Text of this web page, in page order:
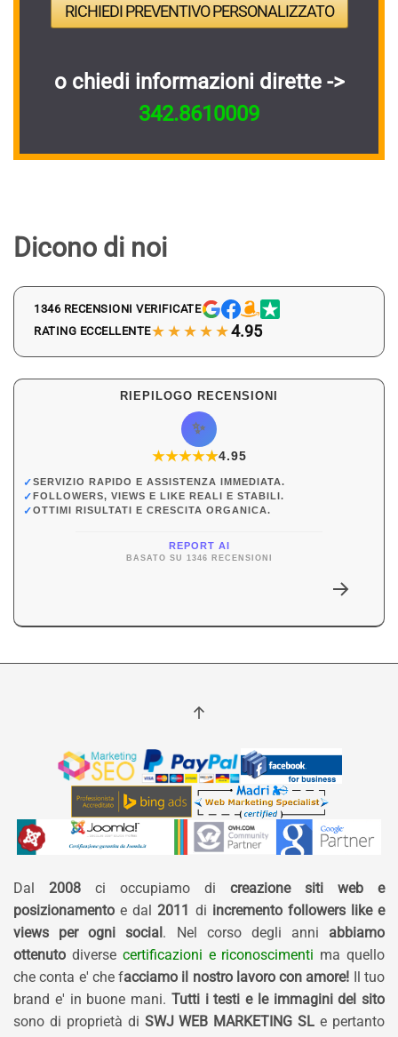
RICHIEDI PREVENTIVO PERSONALIZZATO
o chiedi informazioni dirette ->
342.8610009
Dicono di noi
1346 RECENSIONI VERIFICATE
RATING ECCELLENTE★★★★★4.95
RIEPILOGO RECENSIONI
✨
★★★★★
★4.95
✓SERVIZIO RAPIDO E ASSISTENZA IMMEDIATA.
✓FOLLOWERS, VIEWS E LIKE REALI E STABILI.
✓OTTIMI RISULTATI E CRESCITA ORGANICA.
REPORT AI
BASATO SU 1346 RECENSIONI
Dal 2008 ci occupiamo di creazione siti web e
posizionamento e dal 2011 di incremento followers like e
views per ogni social. Nel corso degli anni abbiamo
ottenuto diverse certificazioni e riconoscimenti ma quello
che conta e' che facciamo il nostro lavoro con amore! Il tuo
brand e' in buone mani. Tutti i testi e le immagini del sito
sono di proprietà di SWJ WEB MARKETING SL e pertanto